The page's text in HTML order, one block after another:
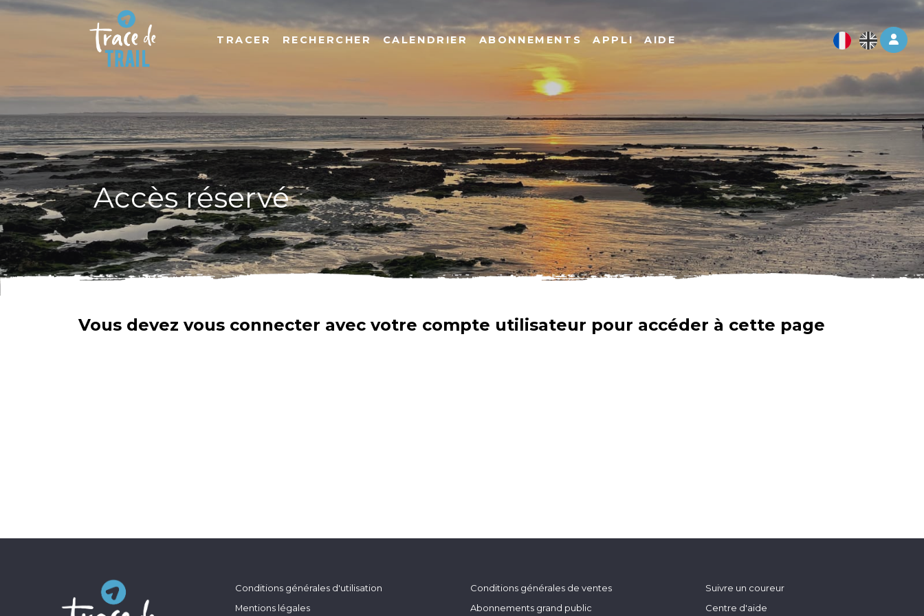
Log
TRACER RECHERCHER CALENDRIER ABONNEMENTS APPLI AIDE
Accès réservé
Vous devez vous connecter avec votre compte utilisateur pour accéder à cette page
Conditions générales d'utilisation
Mentions légales
Conditions générales de ventes
Abonnements grand public
Suivre un coureur
Centre d'aide